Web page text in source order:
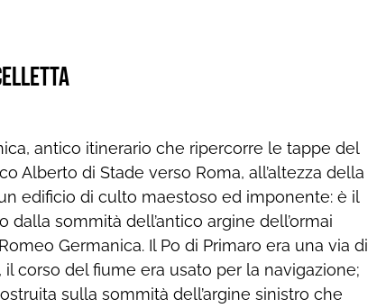
antico itinerario che ripercorre le tappe del
Alberto di Stade verso Roma, all’altezza della
edificio di culto maestoso ed imponente: è il
sommità dell’antico argine dell’ormai
Germanica. Il Po di Primaro era una via di
corso del fiume era usato per la navigazione;
sulla sommità dell’argine sinistro che